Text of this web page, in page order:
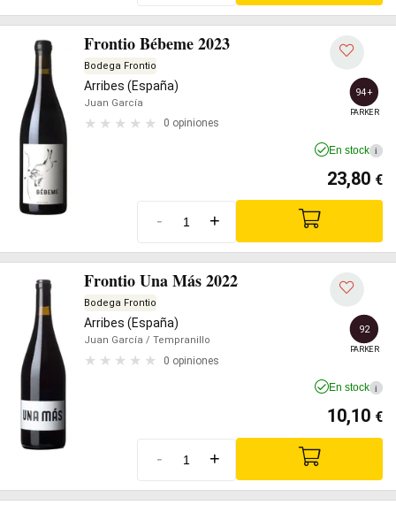
Frontio Bébeme 2023
Bodega Frontio
Arribes (España)
Juan García
0 opiniones
94+
PARKER
En stock i
23,80 €
- +
Frontio Una Más 2022
Bodega Frontio
Arribes (España)
Juan García / Tempranillo
0 opiniones
92
PARKER
En stock i
10,10 €
- +